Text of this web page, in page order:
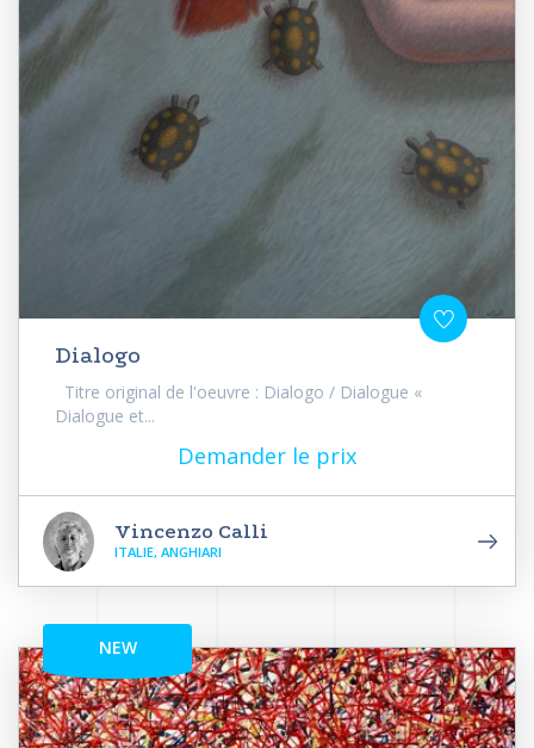
Dialogo
Titre original de l'oeuvre : Dialogo / Dialogue «
Dialogue et...
Demander le prix
Vincenzo Calli
ITALIE, ANGHIARI
NEW